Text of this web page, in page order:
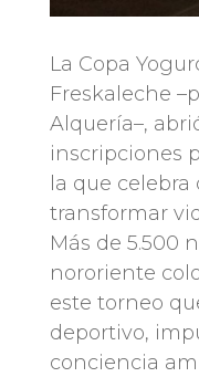
La Copa
Freskaleche
Alquería–,
inscripciones
la que celebra
transformar
Más de 5.500
nororiente
este torneo
deportivo,
conciencia